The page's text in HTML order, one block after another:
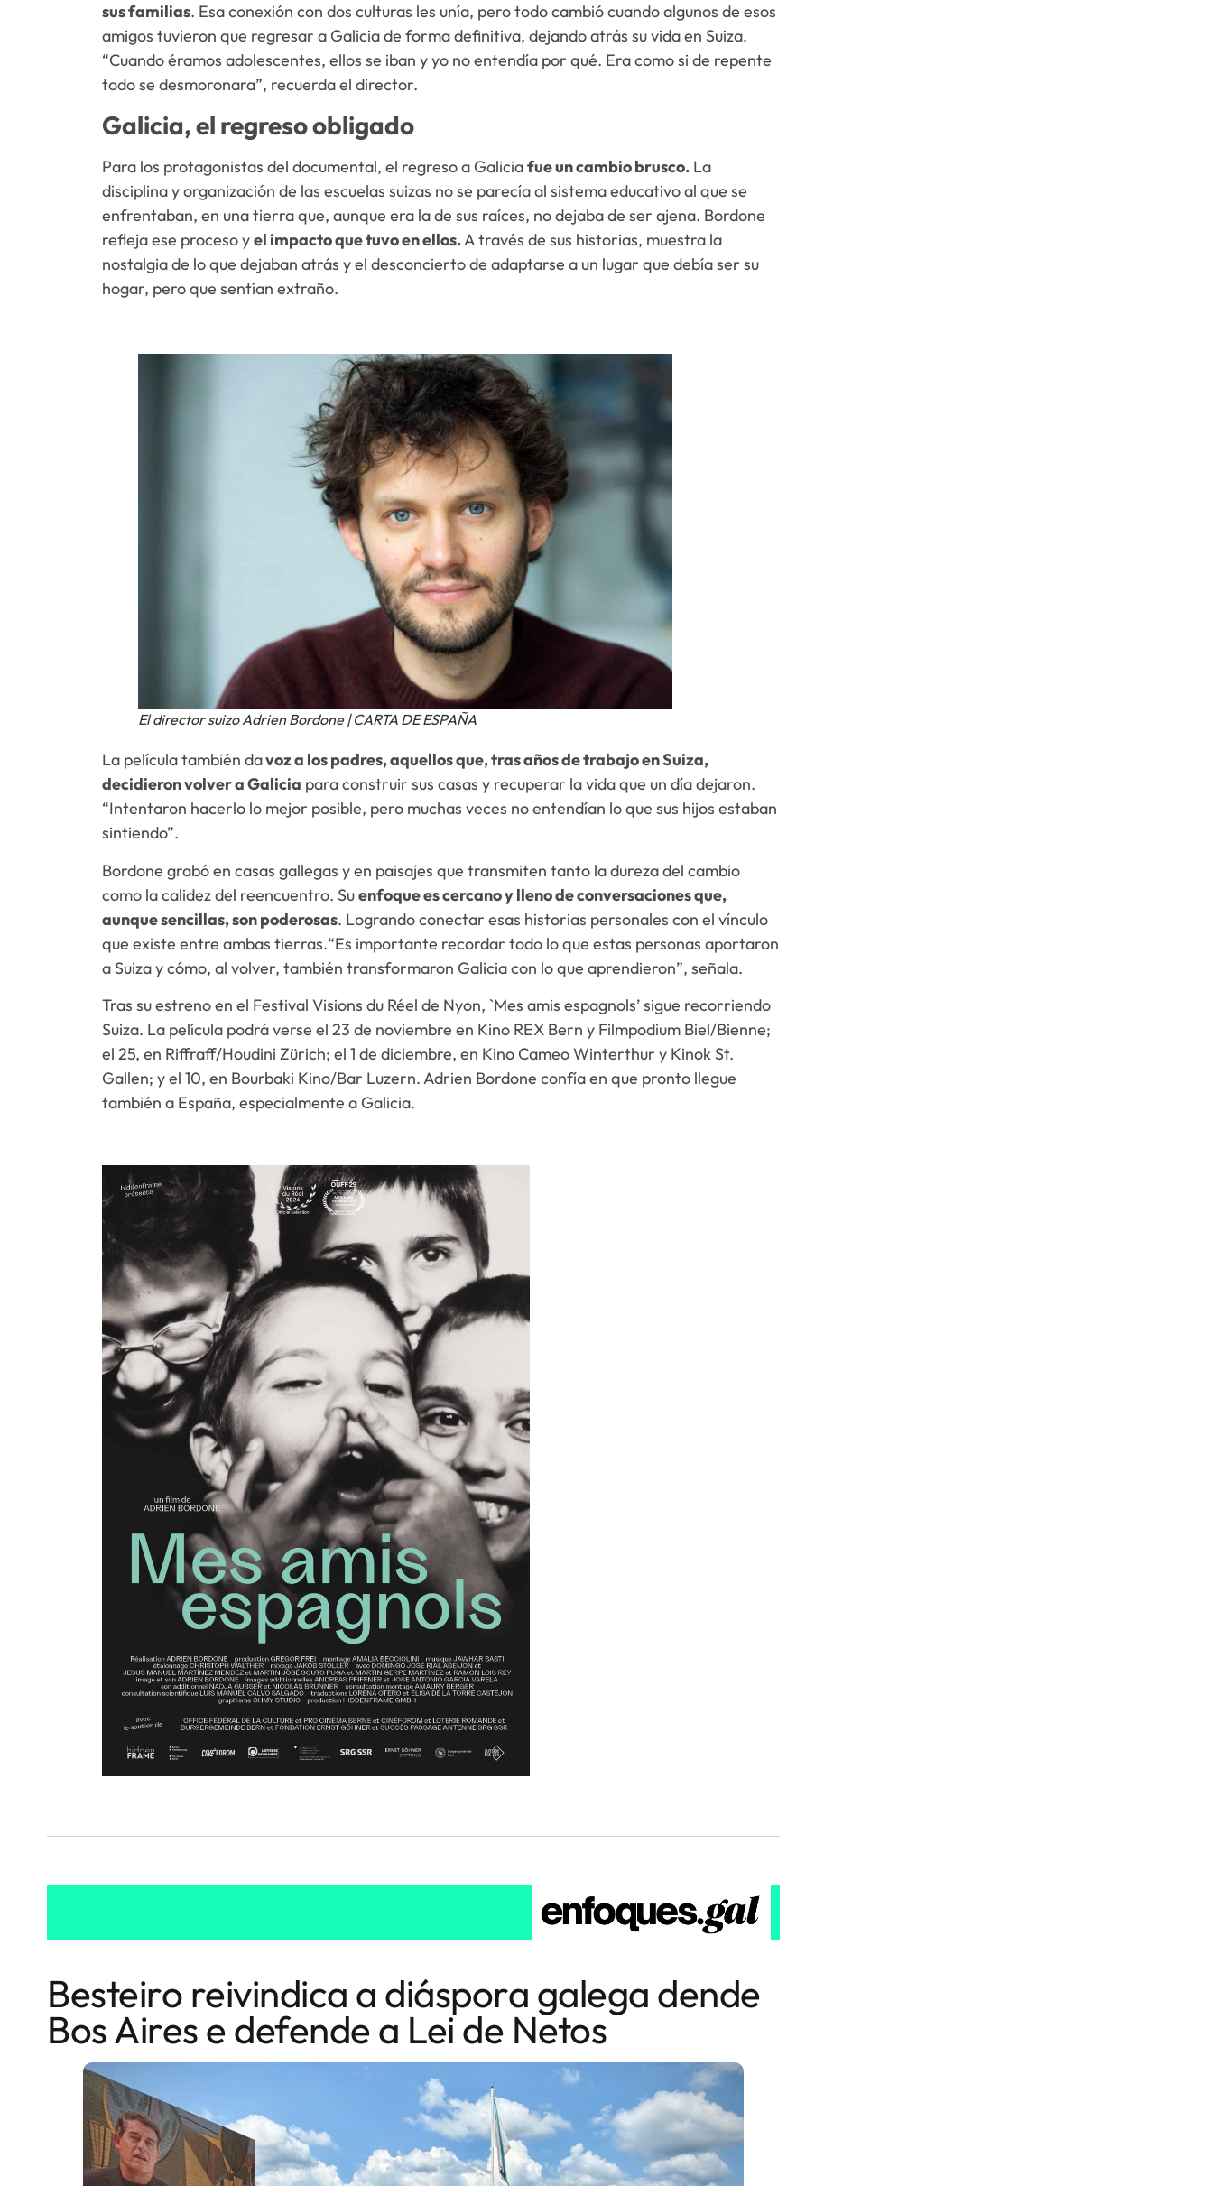
sus familias. Esa conexión con dos culturas les unía, pero todo cambió cuando algunos de esos
amigos tuvieron que regresar a Galicia de forma definitiva, dejando atrás su vida en Suiza.
“Cuando éramos adolescentes, ellos se iban y yo no entendía por qué. Era como si de repente
todo se desmoronara”, recuerda el director.
Galicia, el regreso obligado
Para los protagonistas del documental, el regreso a Galiciafue un cambio brusco.La
disciplina y organización de las escuelas suizas no se parecía al sistema educativo al que se
enfrentaban, en una tierra que, aunque era la de sus raíces, no dejaba de ser ajena. Bordone
refleja ese proceso yel impacto que tuvo en ellos.A través de sus historias, muestra la
nostalgia de lo que dejaban atrás y el desconcierto de adaptarse a un lugar que debía ser su
hogar, pero que sentían extraño.
El director suizo Adrien Bordone | CARTA DE ESPAÑA
La película también davoz a los padres, aquellos que, tras años de trabajo en Suiza,
decidieron volver a Galicia para construir sus casas y recuperar la vida que un día dejaron.
“Intentaron hacerlo lo mejor posible, pero muchas veces no entendían lo que sus hijos estaban
sintiendo”.
Bordone grabó en casas gallegas y en paisajes que transmiten tanto la dureza del cambio
como la calidez del reencuentro. Suenfoque es cercano y lleno de conversaciones que,
aunque sencillas, son poderosas. Logrando conectar esas historias personales con el vínculo
que existe entre ambas tierras.“Es importante recordar todo lo que estas personas aportaron
a Suiza y cómo, al volver, también transformaron Galicia con lo que aprendieron”, señala.
Tras su estreno en el Festival Visions du Réel de Nyon, `Mes amis espagnols’ sigue recorriendo
Suiza. La película podrá verse el 23 de noviembre en Kino REX Bern y Filmpodium Biel/Bienne;
el 25, en Riffraff/Houdini Zürich; el 1 de diciembre, en Kino Cameo Winterthur y Kinok St.
Gallen; y el 10, en Bourbaki Kino/Bar Luzern. Adrien Bordone confía en que pronto llegue
también a España, especialmente a Galicia.
Besteiro reivindica a diáspora galega dende
Bos Aires e defende a Lei de Netos